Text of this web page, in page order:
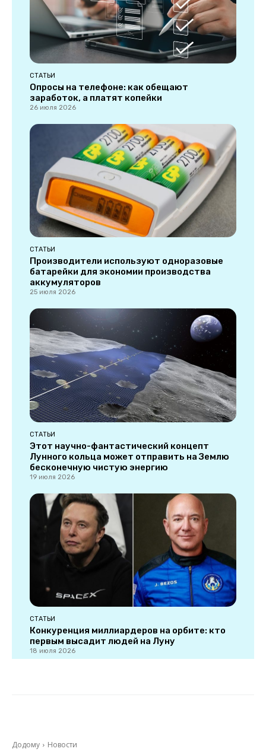
СТАТЬИ
Опросы на телефоне: как обещают
заработок, а платят копейки
26 июля 2026
СТАТЬИ
Производители используют одноразовые
батарейки для экономии производства
аккумуляторов
25 июля 2026
СТАТЬИ
Этот научно-фантастический концепт
Лунного кольца может отправить на Землю
бесконечную чистую энергию
19 июля 2026
СТАТЬИ
Конкуренция миллиардеров на орбите: кто
первым высадит людей на Луну
18 июля 2026